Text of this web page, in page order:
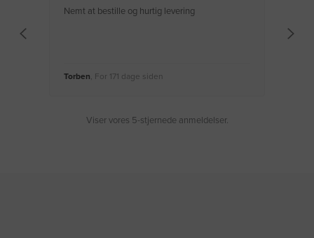
Nemt at bestille og hurtig levering
Torben , For 171 dage siden
Viser vores 5-stjernede anmeldelser.